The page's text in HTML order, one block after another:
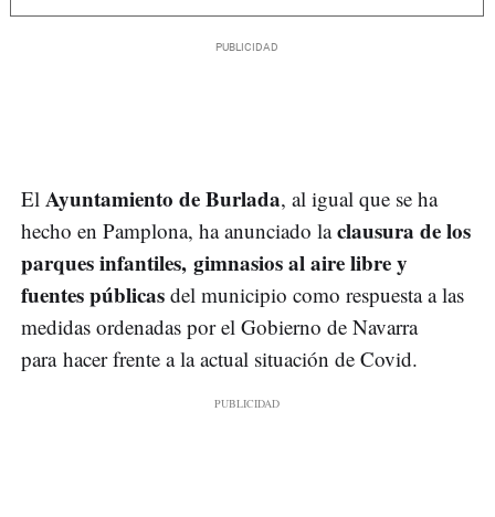
El Ayuntamiento de Burlada, al igual que se ha
hecho en Pamplona, ha anunciado laclausura de los
parques infantiles, gimnasios al aire libre y
fuentes públicas del municipio como respuesta a las
medidas ordenadas por el Gobierno de Navarra
para hacer frente a la actual situación de Covid.